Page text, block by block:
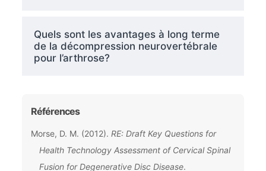
Quels sont les avantages à long terme
de la décompression neurovertébrale
pour l’arthrose?
Références
Morse, D. M. (2012). RE: Draft Key Questions for
Health Technology Assessment of Cervical Spinal
Fusion for Degenerative Disc Disease.